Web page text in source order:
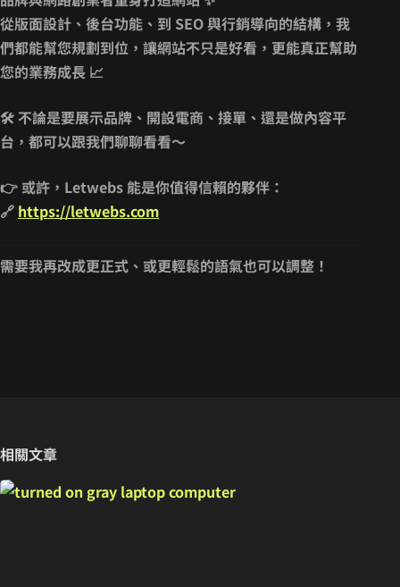
從版面設計、後台功能、到 SEO 與行銷導向的結構，我
們都能幫您規劃到位，讓網站不只是好看，更能真正幫助
您的業務成長 📈
🛠️ 不論是要展示品牌、開設電商、接單、還是做內容平
台，都可以跟我們聊聊看看～
👉 或許， Letwebs 能是你值得信賴的夥伴 ：
🔗 https://letwebs.com
需要我再改成更正式、或更輕鬆的語氣也可以調整！
相關文章